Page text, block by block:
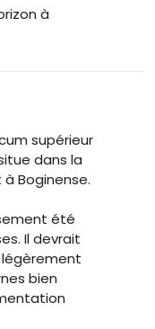
à
supérieur
dans la
Boginense.
été
Il devrait
bien